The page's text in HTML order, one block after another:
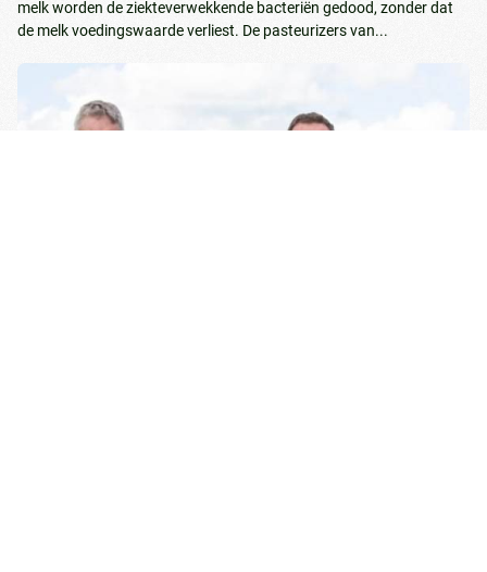
melk worden de ziekteverwekkende bacteriën gedood, zonder dat
de melk voedingswaarde verliest. De pasteurizers van...